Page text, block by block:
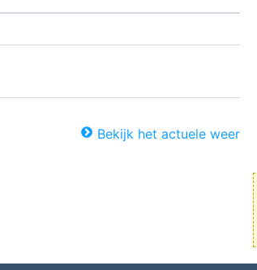
Bekijk het actuele weer